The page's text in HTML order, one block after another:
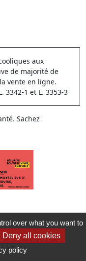
aux
de majorité de
vente en ligne.
3342-1 et L. 3353-3
Sachez
over what you want to
Deny all cookies
policy